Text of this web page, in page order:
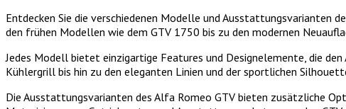
Entdecken Sie die verschiedenen Modelle und Ausstattungsvarianten
den frühen Modellen wie dem GTV 1750 bis zu den modernen
Jedes Modell bietet einzigartige Features und Designelemente, die
Kühlergrill bis hin zu den eleganten Linien und der sportlichen
Die Ausstattungsvarianten des Alfa Romeo GTV bieten zusätzliche